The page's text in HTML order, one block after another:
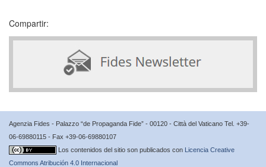
Compartir:
Agenzia Fides - Palazzo “de Propaganda Fide” - 00120 - Città del Vaticano Tel. +39-
06-69880115 - Fax +39-06-69880107
Los contenidos del sitio son publicados con Licencia Creative
Commons Atribución 4.0 Internacional